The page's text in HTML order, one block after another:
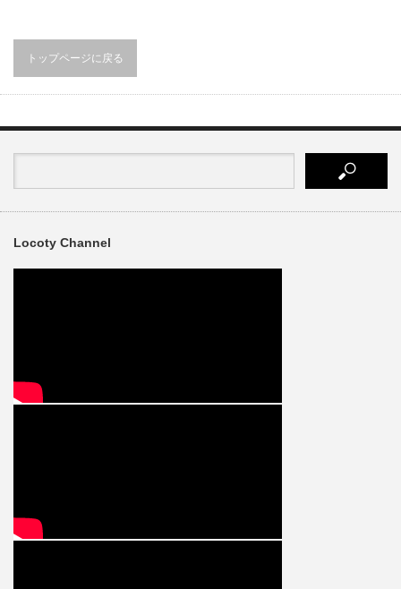
トップページに戻る
Locoty Channel